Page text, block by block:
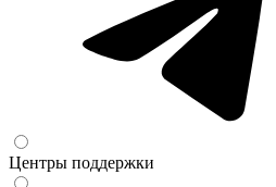
Центры поддержки